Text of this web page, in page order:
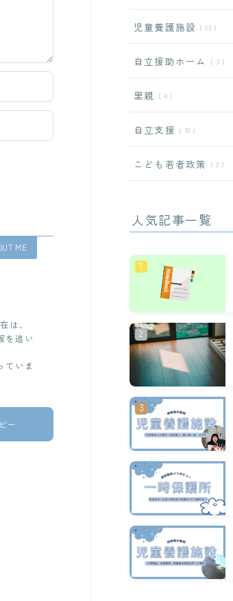
ME
は、
を追い
ていま
ー
児童養護施設 23
自立援助ホーム 3
里親 4
自立支援 10
こども若者政策 2
人気記事一覧